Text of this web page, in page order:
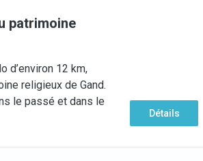
patrimoine
d’environ 12 km,
religieux de Gand.
le passé et dans le
Détails